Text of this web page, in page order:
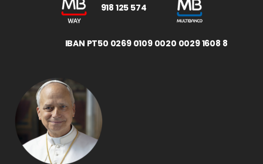
918 125 574
IBAN PT50 0269 0109 0020 0029 1608 8